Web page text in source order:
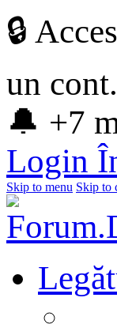
🔒
un cont.
🔔 +7
Login
Skip to menu Skip to